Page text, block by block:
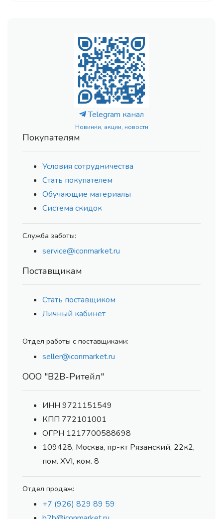
Telegram канал
Новинки, акции, новости
Покупателям
Условия сотрудничества
Стать покупателем
Обучающие материалы
Система скидок
Служба заботы:
service@iconmarket.ru
Поставщикам
Стать поставщиком
Личный кабинет
Отдел работы с поставщиками:
seller@iconmarket.ru
ООО "В2В-Ритейл"
ИНН 9721151549
КПП 772101001
ОГРН 1217700588698
109428, Москва, пр-кт Рязанский, 22к2,
пом. XVI, ком. 8
Отдел продаж:
+7 (926) 829 89 59